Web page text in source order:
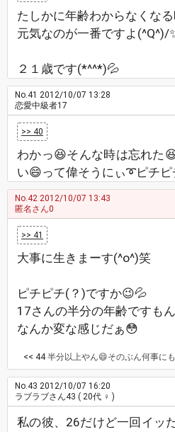
たしかに年齢わからなくな
元気なのが一番ですよ(^Q^)/
２１歳です(*^^*)💦
No.41 2012/10/07 13:28
恋愛中級者17
>> 40
わかっ😆そんな時は忘れた
い😄って偉そうにぃ➰ピチ
No.42 2012/10/07 13:43
匿名さん0
>> 41
大事に生きまーす(^o^)笑
ピチピチ(？)ですか😉💦
17さんの半分の年齢ですも
なんか変な感じだぁ😳
<< 44半分以上やん😄そのぶん何事にも詳しいは
No.43 2012/10/07 16:20
ラブラブさん43 ( 20代 ♀ )
私の彼、26だけど一回イッ